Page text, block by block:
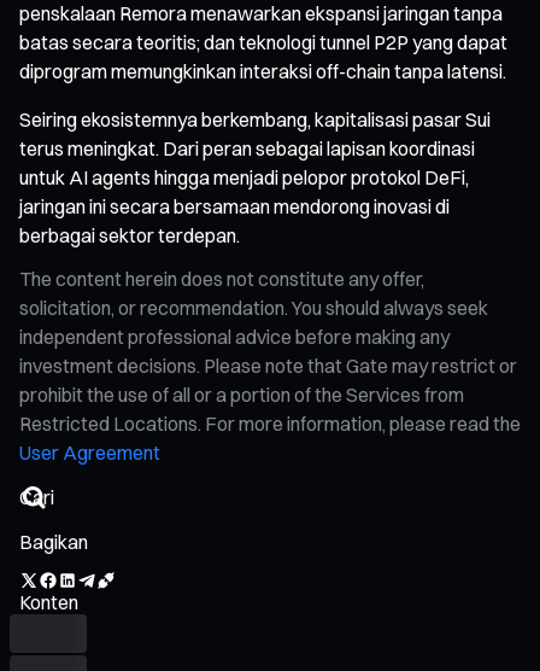
penskalaan Remora menawarkan ekspansi jaringan tanpa
batas secara teoritis; dan teknologi tunnel P2P yang dapat
diprogram memungkinkan interaksi off-chain tanpa latensi.
Seiring ekosistemnya berkembang, kapitalisasi pasar Sui
terus meningkat. Dari peran sebagai lapisan koordinasi
untuk AI agents hingga menjadi pelopor protokol DeFi,
jaringan ini secara bersamaan mendorong inovasi di
berbagai sektor terdepan.
The content herein does not constitute any offer,
solicitation, or recommendation. You should always seek
independent professional advice before making any
investment decisions. Please note that Gate may restrict or
prohibit the use of all or a portion of the Services from
Restricted Locations. For more information, please read the
User Agreement
Bagikan
Konten